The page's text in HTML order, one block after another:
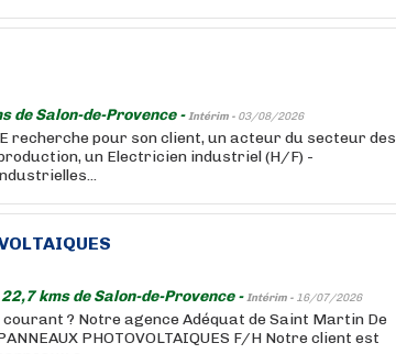
de Salon-de-Provence -Intérim - 03/08/2026
recherche pour son client, un acteur du secteur des
un Electricien industriel (H/F) -
kms de Salon-de-Provence -Intérim - 16/07/2026
? Notre agence Adéquat de Saint Martin De
PHOTOVOLTAIQUES F/H Notre client est